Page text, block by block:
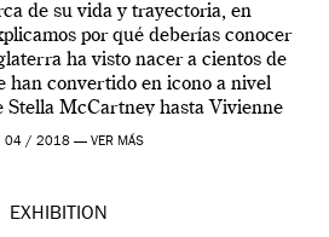
de su vida y trayectoria, en
por qué deberías conocer
ha visto nacer a cientos de
han convertido en icono a nivel
Stella McCartney hasta Vivienne
pasando […]
04 / 2018 — VER MÁS
EXHIBITION